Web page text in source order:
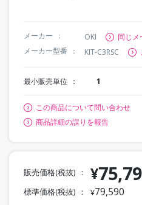
メーカー OKI
同じメ
メーカー型番
KIT-C3RSC
最小販売単位 1
この商品について問い合わせ
商品詳細の誤りを報告
販売価格(税抜) ¥
標準価格(税抜) ¥79,590